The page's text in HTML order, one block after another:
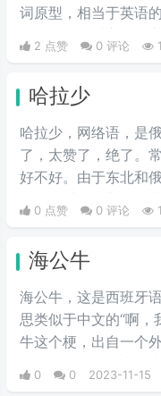
词原型，相当于英语
要用于诅咒对方的语
西内，那么就表示其
2 点赞 0 评论
哈拉少
哈拉少，网络语，是
了，太赞了，绝了。
好不好。由于东北和
多，所以俄罗斯的一
于是幽默风趣的东北
不错、挺好。
0 点赞 0 评论
海公牛
海公牛，这是西班牙
思类似于中文的“啊，
牛这个梗，出自一个
主持人正在解说天气
0 0 2023-11-15